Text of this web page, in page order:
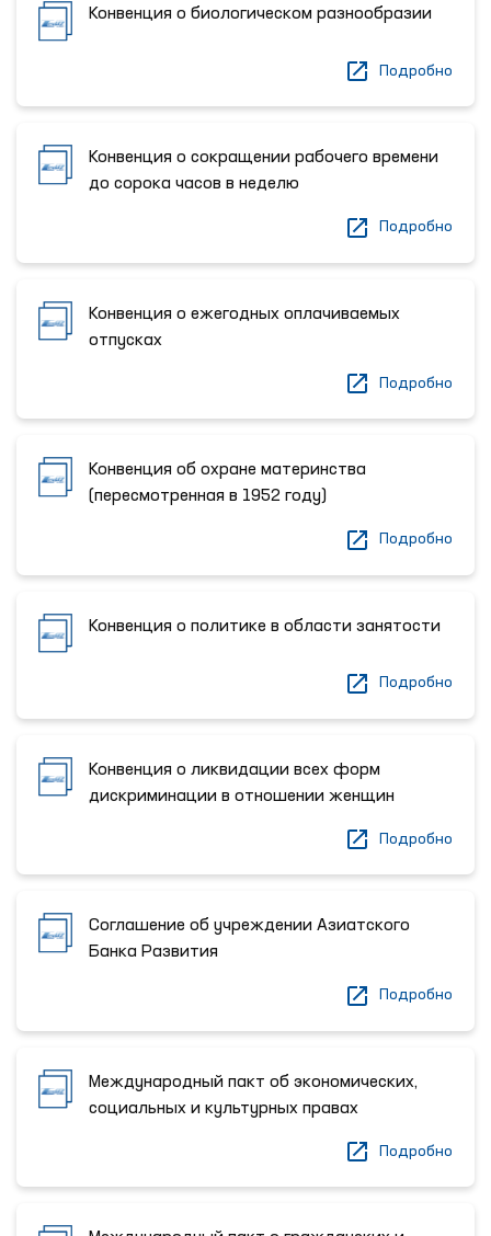
Конвенция о биологическом разнообразии
Подробно
Конвенция о сокращении рабочего времени
до сорока часов в неделю
Подробно
Конвенция о ежегодных оплачиваемых
отпусках
Подробно
Конвенция об охране материнства
(пересмотренная в 1952 году)
Подробно
Конвенция о политике в области занятости
Подробно
Конвенция о ликвидации всех форм
дискриминации в отношении женщин
Подробно
Соглашение об учреждении Азиатского
Банка Развития
Подробно
Международный пакт об экономических,
социальных и культурных правах
Подробно